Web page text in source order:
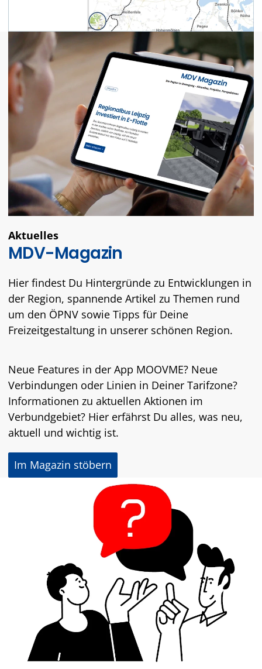
Aktuelles
MDV-Magazin
Hier findest Du Hintergründe zu Entwicklungen in
der Region, spannende Artikel zu Themen rund
um den ÖPNV sowie Tipps für Deine
Freizeitgestaltung in unserer schönen Region.
Neue Features in der App MOOVME? Neue
Verbindungen oder Linien in Deiner Tarifzone?
Informationen zu aktuellen Aktionen im
Verbundgebiet? Hier erfährst Du alles, was neu,
aktuell und wichtig ist.
Im Magazin stöbern